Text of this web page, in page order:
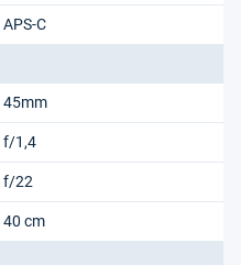
APS-C
45mm
f/1,4
f/22
40 cm